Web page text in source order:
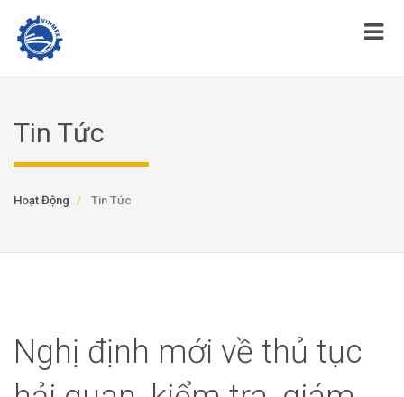
Tin Tức
Hoạt Động Tin Tức
Nghị định mới về thủ tục